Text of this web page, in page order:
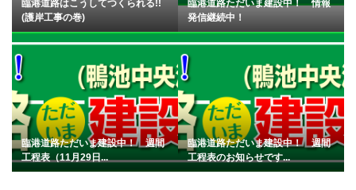
臨港道路はこうしてつくられる!!
(護岸工事の巻)
臨港道路ただいま建設中！ 情報
発信継続中！
臨港道路ただいま建設中！ 週間
工程表（11月29日...
臨港道路ただいま建設中！ 週間
工程表のお知らせです...